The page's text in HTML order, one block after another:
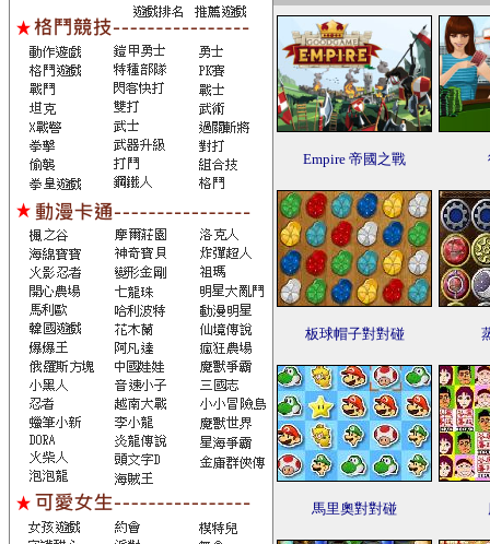
Empire 帝國之戰
板球帽子對對碰
馬里奧對對碰